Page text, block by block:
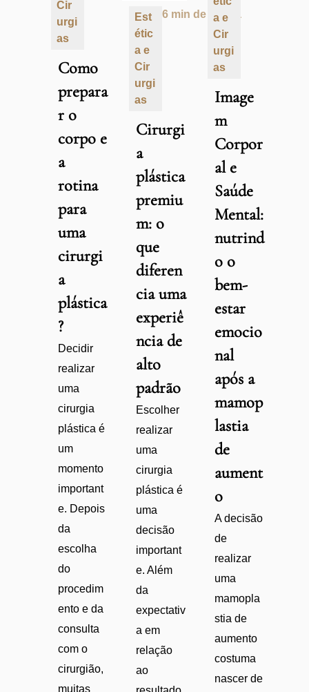
Cir
urgi
as
Como
prepara
r o
corpo e
a
rotina
para
uma
cirurgi
a
plástica
?
Decidir
realizar
uma
cirurgia
plástica é
um
momento
important
e. Depois
da
escolha
do
procedim
ento e da
consulta
com o
cirurgião,
muitas
Est
étic
a e
Cir
urgi
as
6 min de leitura
Cirurgi
a
plástica
premiu
m: o
que
diferen
cia uma
experiê
ncia de
alto
padrão
Escolher
realizar
uma
cirurgia
plástica é
uma
decisão
important
e. Além
da
expectativ
a em
relação
ao
a e
Cir
urgi
as
Image
m
Corpor
al e
Saúde
Mental:
nutrind
o o
bem-
estar
emocio
nal
após a
mamop
lastia
de
aument
o
A decisão
de
realizar
uma
mamopla
stia de
aumento
costuma
nascer de